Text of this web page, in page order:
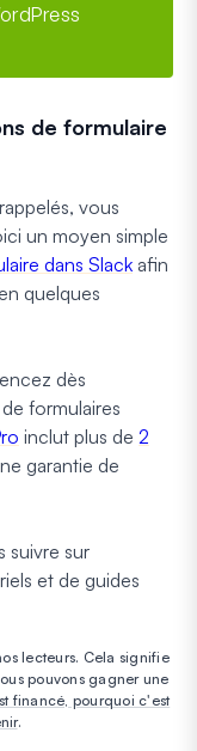
de formulaire
vous
un moyen simple
dans Slack afin
quelques
dès
formulaires
inclut plus de 2
garantie de
suivre sur
et de guides
lecteurs. Cela signifie
pouvons gagner une
financé, pourquoi c'est
.